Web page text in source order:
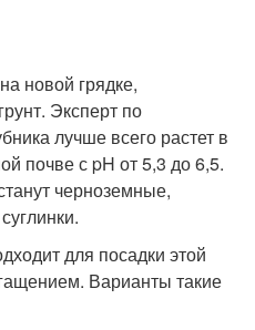
новой грядке,
Эксперт по
лучше всего растет в
почве с pH от 5,3 до 6,5.
черноземные,
для посадки этой
Варианты такие